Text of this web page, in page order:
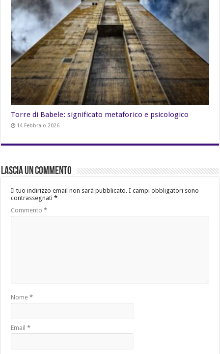
Torre di Babele: significato metaforico e psicologico
14 Febbraio 2026
Lascia un commento
Il tuo indirizzo email non sarà pubblicato. I campi obbligatori sono
contrassegnati*
Commento*
Nome*
Email*